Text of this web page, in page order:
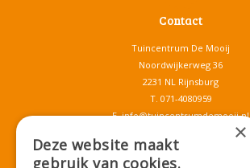
Contact
Tuincentrum De Mooij
Noordwijkerweg 36
2231 NL Rijnsburg
T. 071-4080959
E.info@tuincentrumdemooij.nl
×
Deze website maakt
gebruik van cookies.